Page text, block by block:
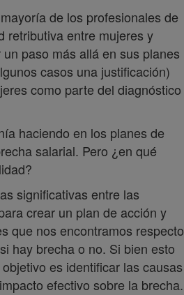
de los profesionales de
retributiva entre mujeres y
paso más allá en sus planes
casos una justificación)
como parte del diagnóstico
haciendo en los planes de
salarial. Pero ¿en qué
significativas entre las
crear un plan de acción y
que nos encontramos respecto
hay brecha o no. Si bien esto
es identificar las causas
efectivo sobre la brecha.